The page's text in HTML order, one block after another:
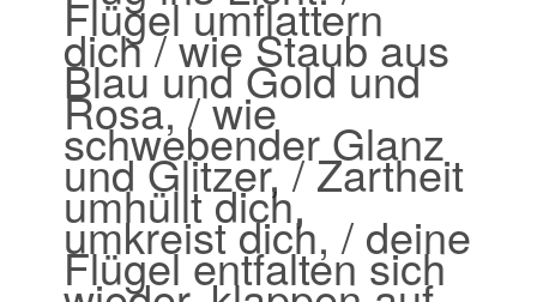
Flügel umflattern
dich / wie Staub aus
Blau und Gold und
Rosa, / wie
schwebender Glanz
und Glitzer, / Zartheit
umhüllt dich,
umkreist dich, / deine
Flügel entfalten sich